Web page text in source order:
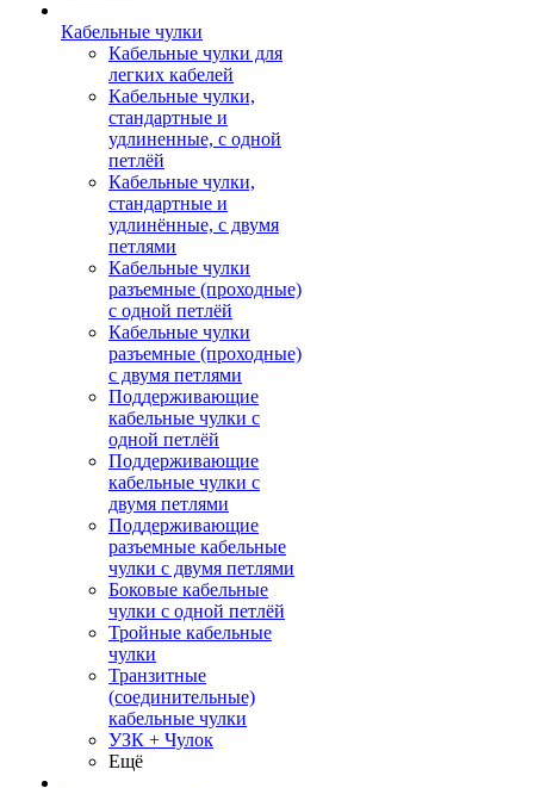
Кабельные чулки
Кабельные чулки для
легких кабелей
Кабельные чулки,
стандартные и
удлиненные, с одной
петлёй
Кабельные чулки,
стандартные и
удлинённые, с двумя
петлями
Кабельные чулки
разъемные (проходные)
с одной петлёй
Кабельные чулки
разъемные (проходные)
с двумя петлями
Поддерживающие
кабельные чулки с
одной петлёй
Поддерживающие
кабельные чулки с
двумя петлями
Поддерживающие
разъемные кабельные
чулки с двумя петлями
Боковые кабельные
чулки с одной петлёй
Тройные кабельные
чулки
Транзитные
(соединительные)
кабельные чулки
УЗК + Чулок
Ещё